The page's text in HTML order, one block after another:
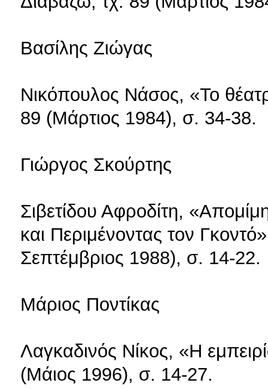
Βασίλης Ζιώγας
Νικόπουλος Νάσος, «Το
89 (Μάρτιος 1984), σ. 34-38.
Γιώργος Σκούρτης
Σιβετίδου Αφροδίτη,
και Περιμένοντας τον
Σεπτέμβριος 1988), σ. 14-22.
Μάριος Ποντίκας
Λαγκαδινός Νίκος, «Η
(Μάιος 1996), σ. 14-27.